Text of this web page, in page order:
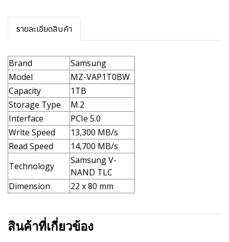
รายละเอียดสินค้า
Brand
Samsung
Model
MZ-VAP1T0BW
Capacity
1TB
Storage Type
M.2
Interface
PCIe 5.0
Write Speed
13,300 MB/s
Read Speed
14,700 MB/s
Technology
Samsung V-
NAND TLC
Dimension
22 x 80 mm
สินค้าที่เกี่ยวข้อง